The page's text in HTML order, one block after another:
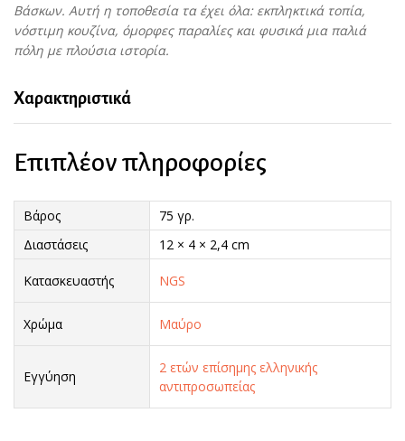
Βάσκων. Αυτή η τοποθεσία τα έχει όλα: εκπληκτικά τοπία,
νόστιμη κουζίνα, όμορφες παραλίες και φυσικά μια παλιά
πόλη με πλούσια ιστορία.
Χαρακτηριστικά
Επιπλέον πληροφορίες
Βάρος
75 γρ.
Διαστάσεις
12 × 4 × 2,4 cm
Κατασκευαστής NGS
Χρώμα Μαύρο
Εγγύηση
2 ετών επίσημης ελληνικής
αντιπροσωπείας